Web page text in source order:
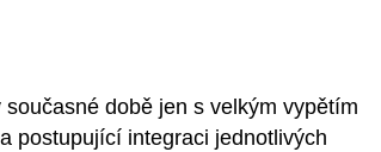
době jen s velkým vypětím
postupující integraci jednotlivých